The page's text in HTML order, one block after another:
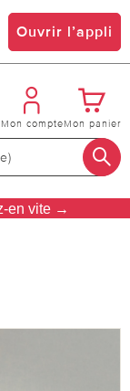
Ouvrir l’appli
Mon compteMon panier
en vite →